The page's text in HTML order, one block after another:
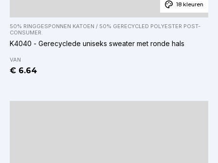
18 kleuren
50% RINGGESPONNEN KATOEN / 50% GERECYCLED POLYESTER POST-
CONSUMER.
K4040 - Gerecyclede uniseks sweater met ronde hals
VAN
€ 6.64